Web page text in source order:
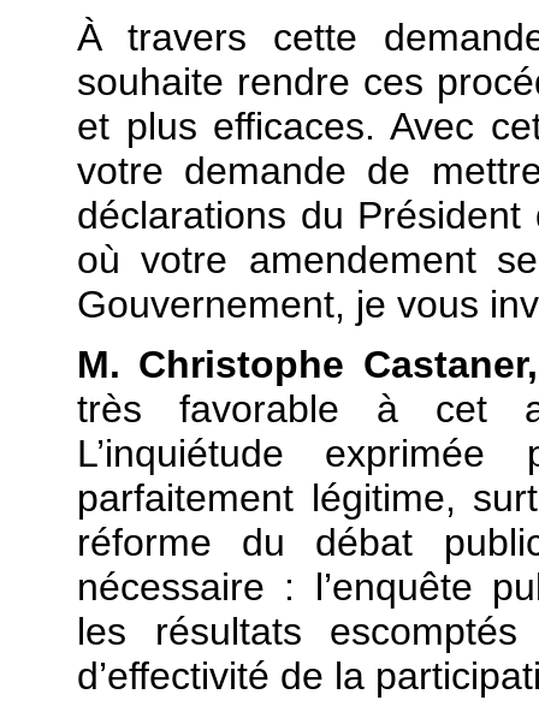
À travers cette
souhaite rendre ces
et plus efficaces. Avec
votre demande de
déclarations du
où votre amendement
Gouvernement, je vous
M. Christophe
très favorable à cet
L’inquiétude
parfaitement légitime,
réforme du débat
nécessaire : l’enquête
les résultats
d’effectivité de la